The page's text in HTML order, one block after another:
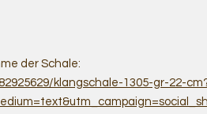
der Schale:
klangschale-1305-gr-22-